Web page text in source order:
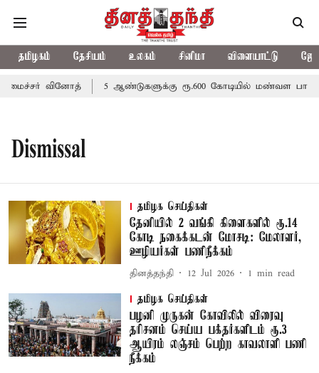
தமிழகம் தேசியம் உலகம் சினிமா விளையாட்டு
வினோத் 5 ஆண்டுகளுக்கு ரூ.600 கோடியில் மண்வள
Dismissal
தமிழக செய்திகள்
தேனியில் 2 வங்கி கிளைகளில் ரூ.14
கோடி நகைக்கடன் மோசடி: மேலாளர்,
ஊழியர்கள் பணிநீக்கம்
தினத்தந்தி 12 Jul 2026 1 min read
தமிழக செய்திகள்
பழனி முருகன் கோவிலில் விரைவு
தரிசனம் செய்ய பக்தர்களிடம் ரூ.3
ஆயிரம் லஞ்சம் பெற்ற காவலாளி பணி
நீக்கம்